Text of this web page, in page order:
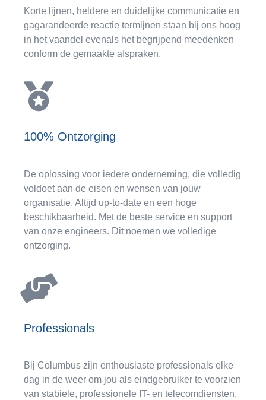
Korte lijnen, heldere en duidelijke communicatie en
gagarandeerde reactie termijnen staan bij ons hoog
in het vaandel evenals het begrijpend meedenken
conform de gemaakte afspraken.
100% Ontzorging
De oplossing voor iedere onderneming, die volledig
voldoet aan de eisen en wensen van jouw
organisatie. Altijd up-to-date en een hoge
beschikbaarheid. Met de beste service en support
van onze engineers. Dit noemen we volledige
ontzorging.
Professionals
Bij Columbus zijn enthousiaste professionals elke
dag in de weer om jou als eindgebruiker te voorzien
van stabiele, professionele IT- en telecomdiensten.